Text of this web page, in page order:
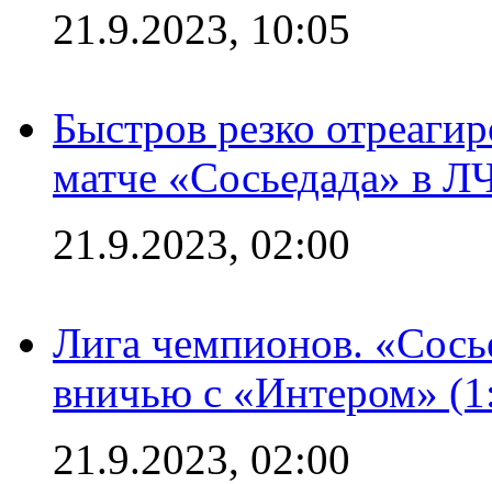
21.9.2023, 10:05
Быстров резко
матче «Сосьедада» в
21.9.2023, 02:00
Лига чемпионов.
вничью с «Интером»
21.9.2023, 02:00